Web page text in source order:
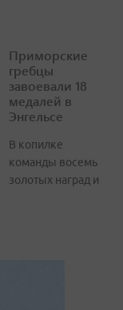
Приморские
гребцы
завоевали 18
медалей в
Энгельсе
В копилке
команды восемь
золотых наград и